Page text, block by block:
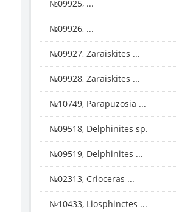
№09925, ...
№09926, ...
№09927, Zaraiskites ...
№09928, Zaraiskites ...
№10749, Parapuzosia ...
№09518, Delphinites sp.
№09519, Delphinites ...
№02313, Crioceras ...
№10433, Liosphinctes ...